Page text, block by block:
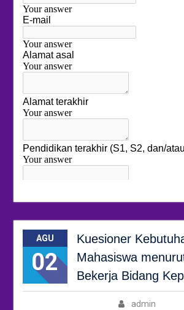
AGU
02
Kuesioner
Mahasiswa
Bekerja Bidang
admin